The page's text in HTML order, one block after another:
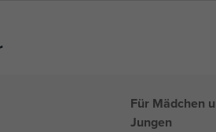
Für Mädchen
Jungen